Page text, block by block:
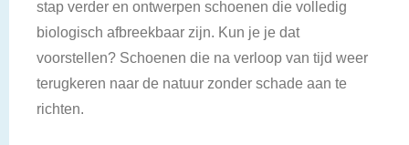
stap verder en ontwerpen schoenen die volledig
biologisch afbreekbaar zijn. Kun je je dat
voorstellen? Schoenen die na verloop van tijd weer
terugkeren naar de natuur zonder schade aan te
richten.